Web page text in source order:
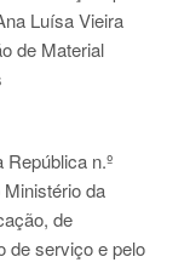
Luísa Vieira
de Material
República n.º
Ministério da
de
de serviço e pelo